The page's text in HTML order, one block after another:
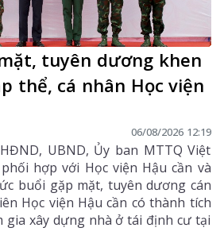
tuyên dương khen
thể, cá nhân Học viện
06/08/2026 12:19
UBND, Ủy ban MTTQ Việt
hợp với Học viện Hậu cần và
buổi gặp mặt, tuyên dương cán
Học viện Hậu cần có thành tích
gia xây dựng nhà ở tái định cư tại